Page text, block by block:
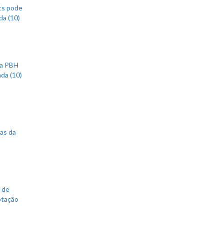
pode
(10)
PBH
(10)
da
de